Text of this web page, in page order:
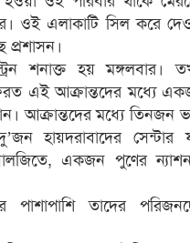
ওই এলাকাটি সিল করে
প্রশাসন।
শনাক্ত হয় মঙ্গলবার।
এই আক্রান্তদের মধ্যে
আক্রান্তদের মধ্যে তিনজন
হায়দরাবাদের সেন্টার
একজন পুণের
পাশাপাশি তাদের